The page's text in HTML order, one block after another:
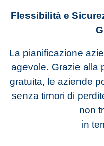
Flessibilità e
La pianificazione
agevole. Grazie alla
gratuita, le aziende
senza timori di
non
in